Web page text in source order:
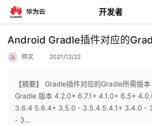
开发者
返
个
Android Gradle插件对应的
帅次 2021/12/22
【摘要】 Gradle插件对应的Gradle所需版
Gradle 版本 4.2.0+ 6.7.1+ 4.1.0+ 6.5+
3.6.4 5.6.4+ 3.5.0 - 3.5.4 5.4.1+ 3.4.0 -
- 3...